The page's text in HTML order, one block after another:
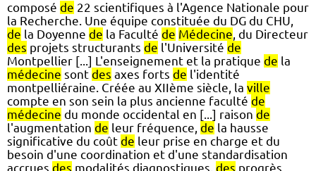
composé de 22 scientifiques à l'Agence Nationale pour
la Recherche. Une équipe constituée du DG du CHU,
de la Doyenne de la Faculté de Médecine, du Directeur
des projets structurants de l'Université de
Montpellier [...] L'enseignement et la pratique de la
médecine sont des axes forts de l'identité
montpelliéraine. Créée au XIIème siècle, la ville
compte en son sein la plus ancienne faculté de
médecine du monde occidental en [...] raison de
l'augmentation de leur fréquence, de la hausse
significative du coût de leur prise en charge et du
besoin d'une coordination et d'une standardisation
accrues des modalités diagnostiques, des progrès